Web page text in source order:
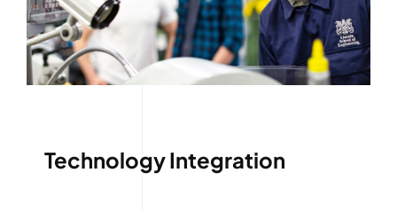
Technology Integration